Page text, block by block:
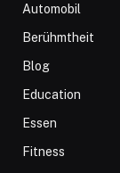
Automobil
Berühmtheit
Blog
Education
Essen
Fitness